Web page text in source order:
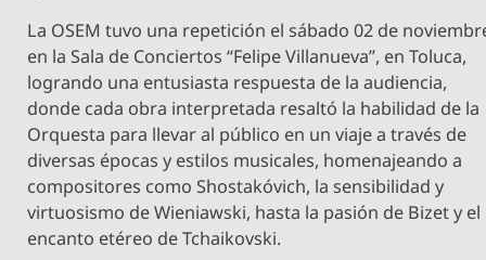
La OSEM tuvo una repetición el sábado 02 de
en la Sala de Conciertos “Felipe Villanueva”, en Toluca,
logrando una entusiasta respuesta de la audiencia,
donde cada obra interpretada resaltó la habilidad de la
Orquesta para llevar al público en un viaje a través de
diversas épocas y estilos musicales, homenajeando a
compositores como Shostakóvich, la sensibilidad y
virtuosismo de Wieniawski, hasta la pasión de Bizet y el
encanto etéreo de Tchaikovski.